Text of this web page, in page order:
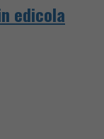
edicola